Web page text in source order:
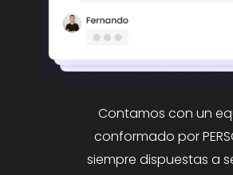
Contamos con un
conformado por
siempre dispuestas a